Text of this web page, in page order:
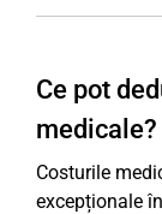
Ce pot
medicale?
Costurile
excepționale